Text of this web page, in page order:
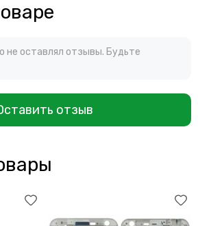
не оставлял отзывы. Будьте
отзыв